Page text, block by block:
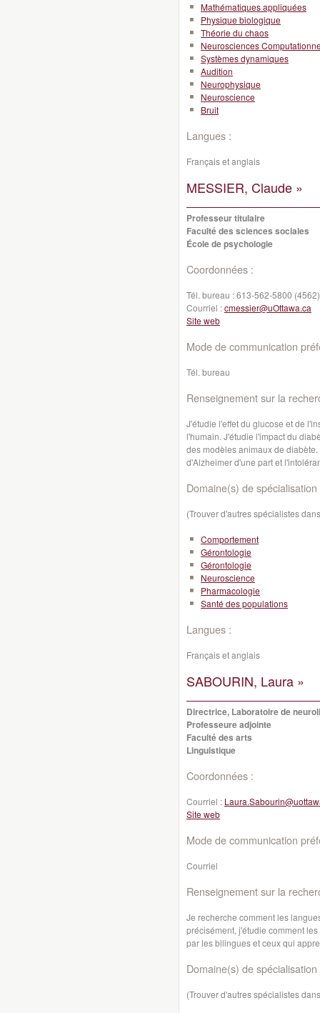
Mathématiques appliquées
Physique biologique
Théorie du chaos
Neurosciences
Systèmes dynamiques
Audition
Neurophysique
Neuroscience
Bruit
Langues :
Français et anglais
MESSIER, Claude »
Professeur titulaire
Faculté des sciences sociales
École de psychologie
Coordonnées :
Tél. bureau :613-562-5800 (4562)
Courriel :cmessier@uOttawa.ca
Site web
Mode de communication
Tél. bureau
Renseignement sur la
J'étudie l'effet du glucose et de
l'humain. J'étudie l'impact du
des modèles animaux de
d'Alzheimer d'une part et
Domaine(s) de spécialisation
(Trouver d'autres spécialistes
Comportement
Gérontologie
Gérontologie
Neuroscience
Pharmacologie
Santé des populations
Langues :
Français et anglais
SABOURIN, Laura »
Directrice, Laboratoire de
Professeure adjointe
Faculté des arts
Linguistique
Coordonnées :
Courriel :
Site web
Mode de communication
Courriel
Renseignement sur la
Je recherche comment les
précisément, j'étudie comment
par les bilingues et ceux qui
Domaine(s) de spécialisation
(Trouver d'autres spécialistes